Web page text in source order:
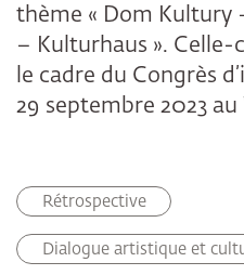
thème « Dom Kultury
– Kulturhaus ». Celle-
le cadre du Congrès
29 septembre 2023
Rétrospective
Dialogue artistique et